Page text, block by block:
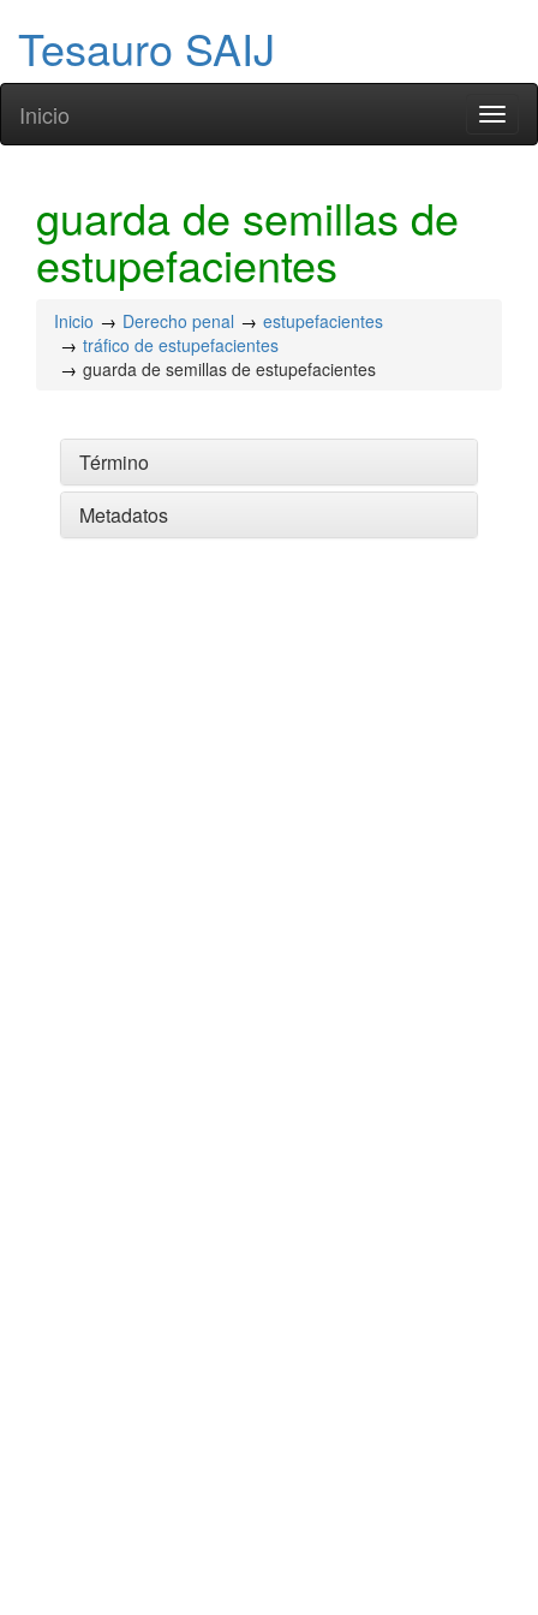
Tesauro SAIJ
Inicio
guarda de semillas de
estupefacientes
Inicio Derecho penal
estupefacientes
tráfico de estupefacientes
guarda de semillas de estupefacientes
Término
Metadatos